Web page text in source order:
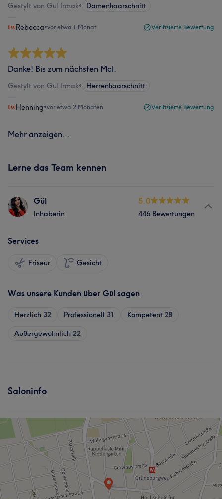
Gestylt von Gül Irmak• Damenhaarschnitt
Rebecca•vor etwa 1 Monat Verifizierte Bewertung
Danke! Bis zum nächsten Mal.
Gestylt von Gül Irmak• Herrenhaarschnitt
Henning•vor etwa 2 Monaten Verifizierte Bewertung
Mehr anzeigen...
Lerne das Team kennen
Gül
Inhaberin
5.0
446 Bewertungen
Services
Friseur Gesicht
Was unsere Kunden über Gül sagen
Herzlich 32 Professionell 31 Kompetent 28
Außergewöhnlich 22
Saloninfo